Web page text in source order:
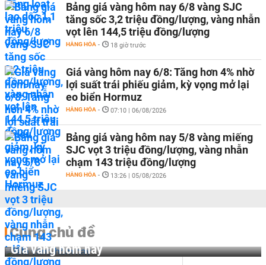
Bảng giá vàng hôm nay 6/8 vàng SJC
tăng sốc 3,2 triệu đồng/lượng, vàng nhẫn
vọt lên 144,5 triệu đồng/lượng
HÀNG HÓA - 18 giờ trước
Giá vàng hôm nay 6/8: Tăng hơn 4% nhờ
lợi suất trái phiếu giảm, kỳ vọng mở lại
eo biển Hormuz
HÀNG HÓA - 07:10 | 06/08/2026
Bảng giá vàng hôm nay 5/8 vàng miếng
SJC vọt 3 triệu đồng/lượng, vàng nhẫn
chạm 143 triệu đồng/lượng
HÀNG HÓA - 13:26 | 05/08/2026
Cùng chủ đề
Giá vàng hôm nay